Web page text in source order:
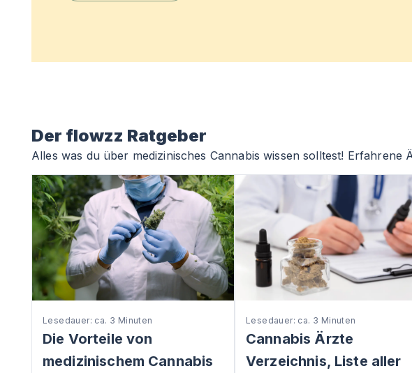
Der flowzz Ratgeber
Alles was du über medizinisches Cannabis wissen solltest!
Lesedauer: ca. 3 Minuten
Die Vorteile von
medizinischem Cannabis
Lesedauer: ca. 3 Minuten
Cannabis Ärzte
Verzeichnis, Liste aller